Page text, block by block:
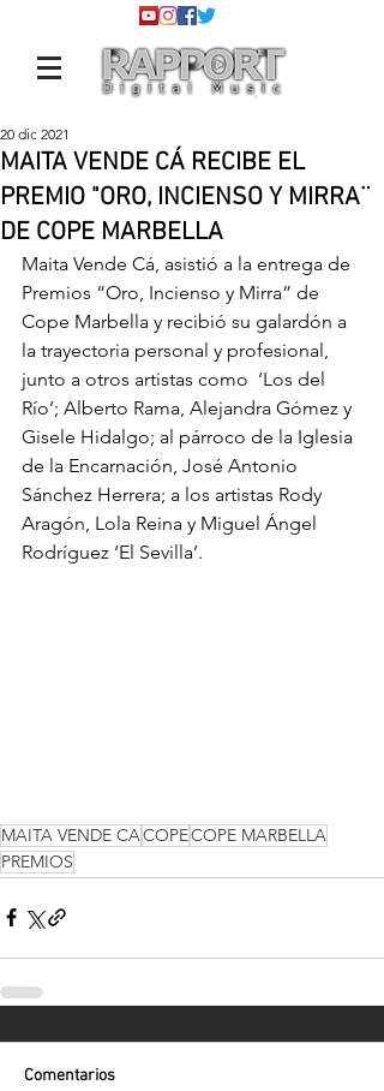
MAITA VENDE CÁ RECIBE EL
PREMIO "ORO, INCIENSO Y MIRRA¨
DE COPE MARBELLA
20 dic 2021
Maita Vende Cá, asistió a la entrega de
Premios “Oro, Incienso y Mirra” de
Cope Marbella y recibió su galardón a
la trayectoria personal y profesional,
junto a otros artistas como  ‘Los del
Río’; Alberto Rama, Alejandra Gómez y
Gisele Hidalgo; al párroco de la Iglesia
de la Encarnación, José Antonio
Sánchez Herrera; a los artistas Rody
Aragón, Lola Reina y Miguel Ángel
Rodríguez ‘El Sevilla’.
MAITA VENDE CACOPECOPE MARBELLA
PREMIOS
Comentarios